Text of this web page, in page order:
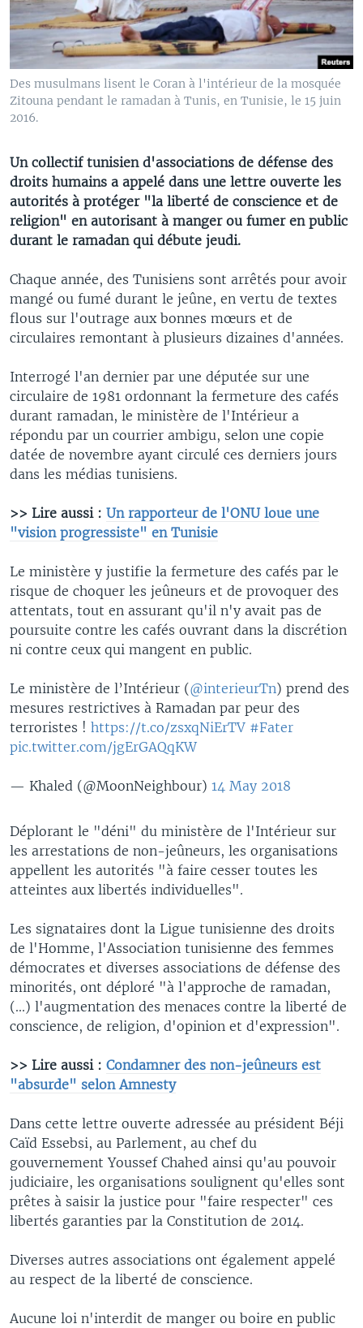
Des musulmans lisent le Coran à l'intérieur de la mosquée
Zitouna pendant le ramadan à Tunis, en Tunisie, le 15 juin
2016.
Un collectif tunisien d'associations de défense des
droits humains a appelé dans une lettre ouverte les
autorités à protéger "la liberté de conscience et de
religion" en autorisant à manger ou fumer en public
durant le ramadan qui débute jeudi.
Chaque année, des Tunisiens sont arrêtés pour avoir
mangé ou fumé durant le jeûne, en vertu de textes
flous sur l'outrage aux bonnes mœurs et de
circulaires remontant à plusieurs dizaines d'années.
Interrogé l'an dernier par une députée sur une
circulaire de 1981 ordonnant la fermeture des cafés
durant ramadan, le ministère de l'Intérieur a
répondu par un courrier ambigu, selon une copie
datée de novembre ayant circulé ces derniers jours
dans les médias tunisiens.
>> Lire aussi : Un rapporteur de l'ONU loue une
"vision progressiste" en Tunisie
Le ministère y justifie la fermeture des cafés par le
risque de choquer les jeûneurs et de provoquer des
attentats, tout en assurant qu'il n'y avait pas de
poursuite contre les cafés ouvrant dans la discrétion
ni contre ceux qui mangent en public.
Le ministère de l’Intérieur (@interieurTn) prend des
mesures restrictives à Ramadan par peur des
terroristes ! https://t.co/zsxqNiErTV #Fater
pic.twitter.com/jgErGAQqKW
— Khaled (@MoonNeighbour) 14 May 2018
Déplorant le "déni" du ministère de l'Intérieur sur
les arrestations de non-jeûneurs, les organisations
appellent les autorités "à faire cesser toutes les
atteintes aux libertés individuelles".
Les signataires dont la Ligue tunisienne des droits
de l'Homme, l'Association tunisienne des femmes
démocrates et diverses associations de défense des
minorités, ont déploré "à l'approche de ramadan,
(...) l'augmentation des menaces contre la liberté de
conscience, de religion, d'opinion et d'expression".
>> Lire aussi : Condamner des non-jeûneurs est
"absurde" selon Amnesty
Dans cette lettre ouverte adressée au président Béji
Caïd Essebsi, au Parlement, au chef du
gouvernement Youssef Chahed ainsi qu'au pouvoir
judiciaire, les organisations soulignent qu'elles sont
prêtes à saisir la justice pour "faire respecter" ces
libertés garanties par la Constitution de 2014.
Diverses autres associations ont également appelé
au respect de la liberté de conscience.
Aucune loi n'interdit de manger ou boire en public